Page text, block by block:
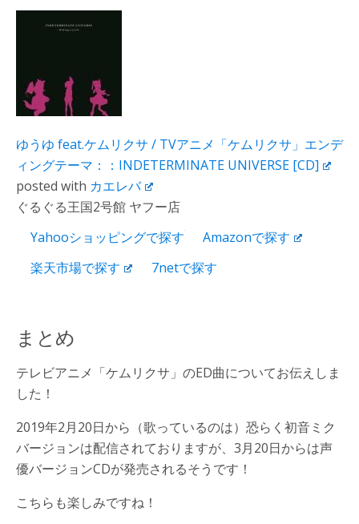
ゆうゆ feat.ケムリクサ / TVアニメ「ケムリクサ」エンデ
ィングテーマ：：INDETERMINATE UNIVERSE [CD]
posted with カエレバ
ぐるぐる王国2号館 ヤフー店
Yahooショッピングで探す
Amazonで探す
楽天市場で探す
7netで探す
まとめ
テレビアニメ「ケムリクサ」のED曲についてお伝えしま
した！
2019年2月20日から（歌っているのは）恐らく初音ミク
バージョンは配信されておりますが、3月20日からは声
優バージョンCDが発売されるそうです！
こちらも楽しみですね！